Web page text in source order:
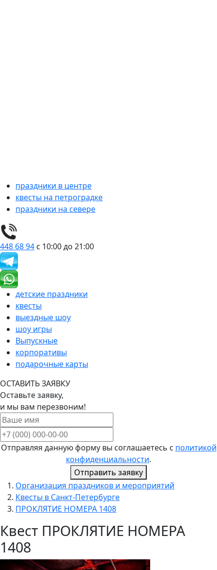
праздники в центре
квесты на петроградке
праздники на севере
448 68 94 с 10:00 до 21:00
детские праздники
квесты
выездные шоу
шоу игры
Выпускные
корпоративы
подарочные карты
ОСТАВИТЬ ЗАЯВКУ
Оставьте заявку,
и мы вам перезвоним!
Отправляя данную форму вы соглашаетесь с политикой
конфиденциальности.
Отправить заявку
Организация праздников и мероприятий
Квесты в Санкт-Петербурге
ПРОКЛЯТИЕ НОМЕРА 1408
Квест ПРОКЛЯТИЕ НОМЕРА
1408